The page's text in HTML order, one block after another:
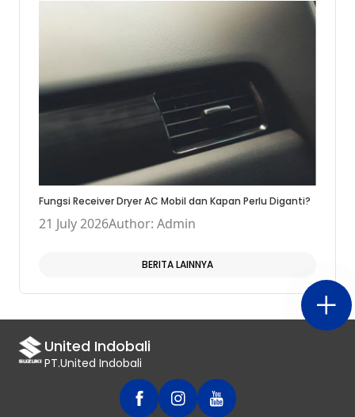
Fungsi Receiver Dryer AC Mobil dan Kapan Perlu Diganti?
21 July 2026Author: Admin
BERITA LAINNYA
United Indobali
PT.United Indobali